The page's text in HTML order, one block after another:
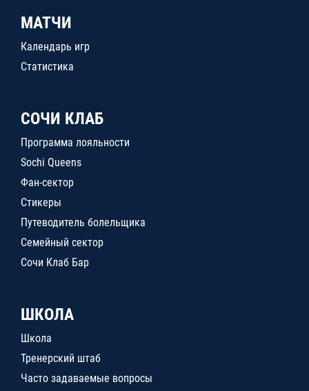
МАТЧИ
Календарь игр
Статистика
СОЧИ КЛАБ
Программа лояльности
Sochi Queens
Фан-сектор
Стикеры
Путеводитель болельщика
Семейный сектор
Сочи Клаб Бар
ШКОЛА
Школа
Тренерский штаб
Часто задаваемые вопросы